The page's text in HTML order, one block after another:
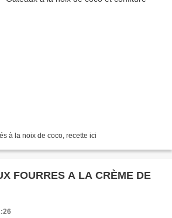
à la noix de coco, recette ici
FOURRES A LA CRÈME DE